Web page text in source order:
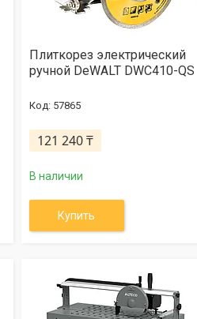
Плиткорез электрический
ручной DeWALT DWC410-QS
57865
121 240 ₸
В наличии
Купить